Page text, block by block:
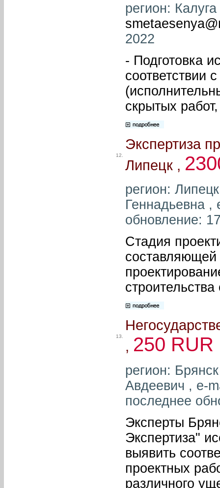
регион:
2022
- Подготовка
соответствии
скрытых
12.
Экспертиза
Липецк ,
регион:
Геннадьевна ,
обновление:
Стадия
составляющей
строительства
13.
, 250 RUR
регион:
Авдеевич , e-
последнее
Эксперты
Экспертиза"
выявить
проектных
различного